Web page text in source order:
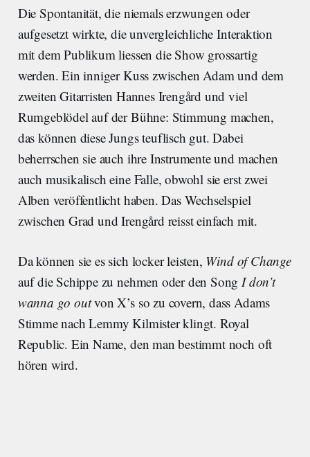
Die Spontanität, die niemals erzwungen oder
aufgesetzt wirkte, die unvergleichliche Interaktion
mit dem Publikum liessen die Show grossartig
werden. Ein inniger Kuss zwischen Adam und dem
zweiten Gitarristen Hannes Irengård und viel
Rumgeblödel auf der Bühne: Stimmung machen,
das können diese Jungs teuflisch gut. Dabei
beherrschen sie auch ihre Instrumente und machen
auch musikalisch eine Falle, obwohl sie erst zwei
Alben veröffentlicht haben. Das Wechselspiel
zwischen Grad und Irengård reisst einfach mit.
Da können sie es sich locker leisten, Wind of Change
auf die Schippe zu nehmen oder den Song I don’t
wanna go outvon X’s so zu covern, dass Adams
Stimme nach Lemmy Kilmister klingt. Royal
Republic. Ein Name, den man bestimmt noch oft
hören wird.